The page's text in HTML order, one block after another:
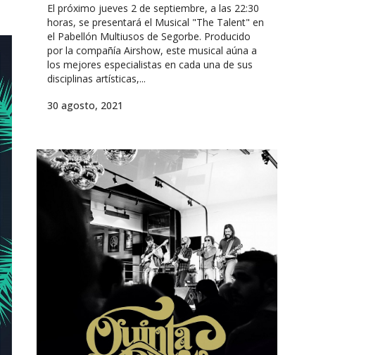
El próximo jueves 2 de septiembre, a las 22:30
horas, se presentará el Musical "The Talent" en
el Pabellón Multiusos de Segorbe. Producido
por la compañía Airshow, este musical aúna a
los mejores especialistas en cada una de sus
disciplinas artísticas,...
30 agosto, 2021